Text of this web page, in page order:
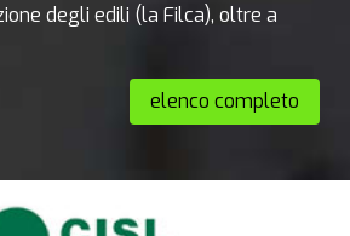
degli edili (la Filca), oltre a
elenco completo